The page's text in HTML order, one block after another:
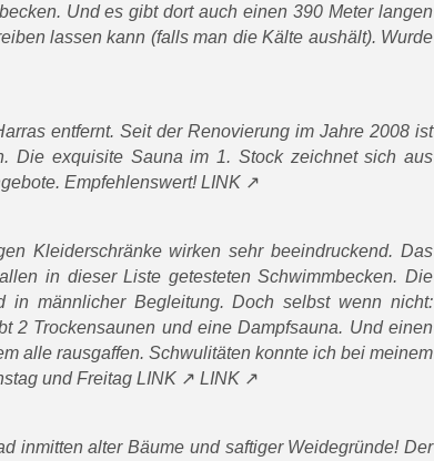
Und es gibt dort auch einen 390 Meter langen
lassen kann (falls man die Kälte aushält). Wurde
entfernt. Seit der Renovierung im Jahre 2008 ist
Die exquisite Sauna im 1. Stock zeichnet sich aus
Empfehlenswert!LINK
Kleiderschränke wirken sehr beeindruckend. Das
in dieser Liste getesteten Schwimmbecken. Die
männlicher Begleitung. Doch selbst wenn nicht:
2 Trockensaunen und eine Dampfsauna. Und einen
alle rausgaffen. Schwulitäten konnte ich bei meinem
und Freitag LINK LINK
inmitten alter Bäume und saftiger Weidegründe! Der